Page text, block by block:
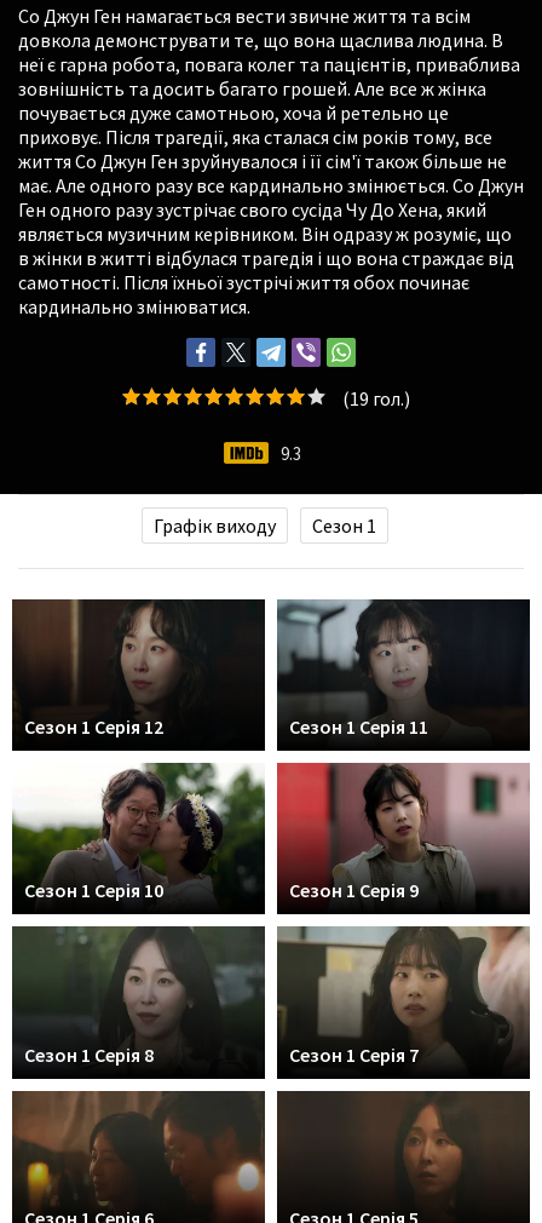
Со Джун Ген намагається вести звичне життя та всім
довкола демонструвати те, що вона щаслива людина. В
неї є гарна робота, повага колег та пацієнтів, приваблива
зовнішність та досить багато грошей. Але все ж жінка
почувається дуже самотньою, хоча й ретельно це
приховує. Після трагедії, яка сталася сім років тому, все
життя Со Джун Ген зруйнувалося і її сім'ї також більше не
має. Але одного разу все кардинально змінюється. Со Джун
Ген одного разу зустрічає свого сусіда Чу До Хена, який
являється музичним керівником. Він одразу ж розуміє, що
в жінки в житті відбулася трагедія і що вона страждає від
самотності. Після їхньої зустрічі життя обох починає
кардинально змінюватися.
(19 гол.)
9.3
Графік виходу Сезон 1
Сезон 1 Серія 12 Сезон 1 Серія 11
Сезон 1 Серія 10 Сезон 1 Серія 9
Сезон 1 Серія 8 Сезон 1 Серія 7